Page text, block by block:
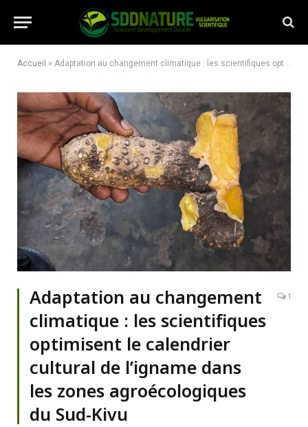
Accueil » Adaptation au changement climatique : les scientifiques optimisent le calendrier cultural de l’igname dans les zones agroécologiques du Sud-Kivu
Adaptation au changement
climatique : les scientifiques
optimisent le calendrier
cultural de l’igname dans
les zones agroécologiques
du Sud-Kivu
1